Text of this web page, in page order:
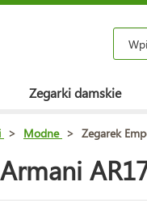
Zegarki damskie
> Modne > Zegarek